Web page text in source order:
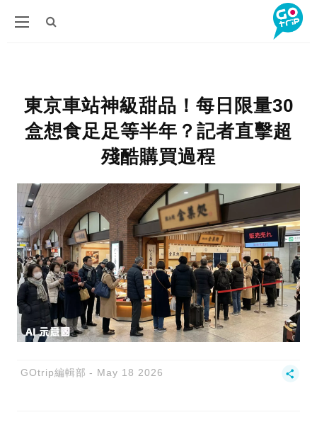
東京車站神級甜品！每日限量30
盒想食足足等半年？記者直擊超
殘酷購買過程
GOtrip編輯部 May 18 2026